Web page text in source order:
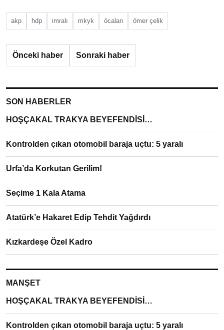
akp hdp imralı mkyk öcalan ömer çelik
Önceki haber Sonraki haber
SON HABERLER
HOŞÇAKAL TRAKYA BEYEFENDİSİ…
Kontrolden çıkan otomobil baraja uçtu: 5 yaralı
Urfa’da Korkutan Gerilim!
Seçime 1 Kala Atama
Atatürk’e Hakaret Edip Tehdit Yağdırdı
Kızkardeşe Özel Kadro
MANŞET
HOŞÇAKAL TRAKYA BEYEFENDİSİ…
Kontrolden çıkan otomobil baraja uçtu: 5 yaralı